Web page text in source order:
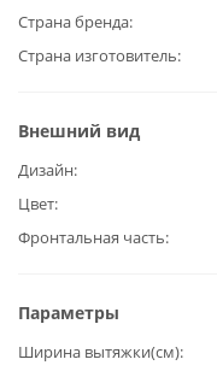
Страна бренда
Страна изготовитель
Внешний вид
Дизайн
Цвет
Фронтальная часть
Параметры
Ширина вытяжки(см)